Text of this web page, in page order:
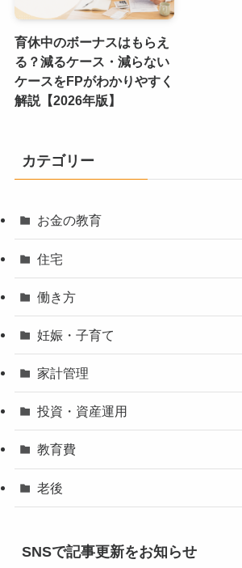
育休中のボーナスはもらえ
る？減るケース・減らない
ケースをFPがわかりやすく
解説【2026年版】
カテゴリー
お金の教育
住宅
働き方
妊娠・子育て
家計管理
投資・資産運用
教育費
老後
SNSで記事更新をお知らせ